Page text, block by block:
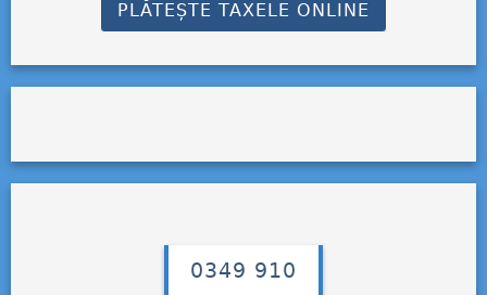
PLĂTEȘTE TAXELE ONLINE
0349 910